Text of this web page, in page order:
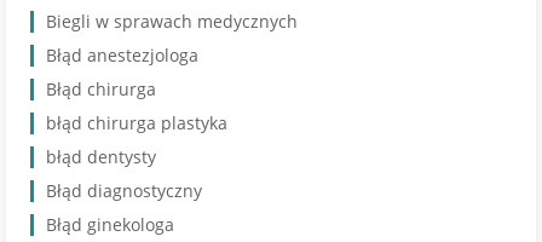
Biegli w sprawach medycznych
Błąd anestezjologa
Błąd chirurga
błąd chirurga plastyka
błąd dentysty
Błąd diagnostyczny
Błąd ginekologa